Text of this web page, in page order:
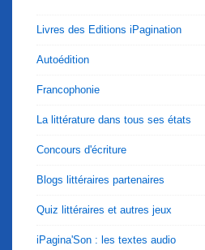
Livres des Editions iPagination
Autoédition
Francophonie
La littérature dans tous ses états
Concours d'écriture
Blogs littéraires partenaires
Quiz littéraires et autres jeux
iPagina'Son : les textes audio